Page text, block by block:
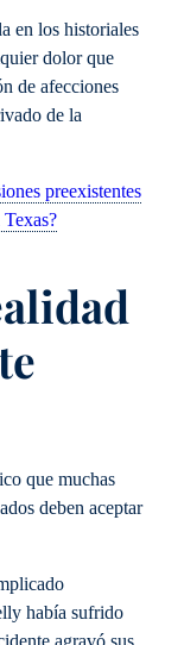
en los historiales
dolor que
de afecciones
de la
preexistentes
que muchas
deben aceptar
había sufrido